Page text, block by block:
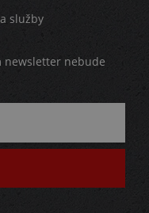
služby
newsletter nebude